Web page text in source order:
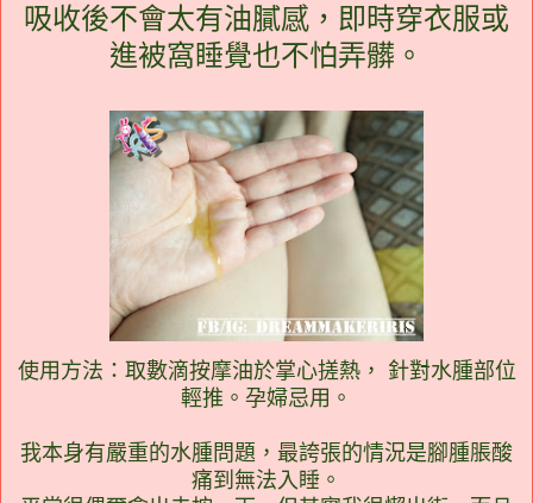
吸收後不會太有油膩感，即時穿衣服或
進被窩睡覺也不怕弄髒。
使用方法：取數滴按摩油於掌心搓熱， 針對水腫部位
輕推。孕婦忌用。
我本身有嚴重的水腫問題，最誇張的情況是腳腫脹酸
痛到無法入睡。